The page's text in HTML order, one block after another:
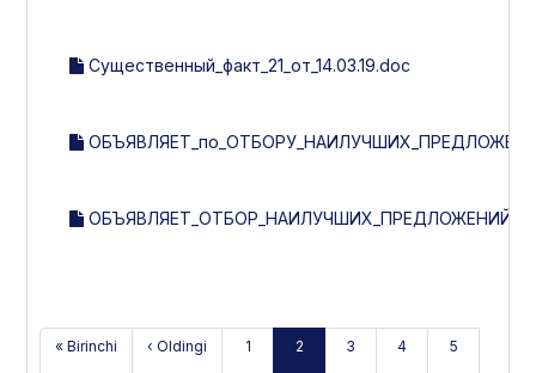
Существенный_факт_21_от_14.03.19.doc
« Birinchi ‹ Oldingi 1 2 3 4 5